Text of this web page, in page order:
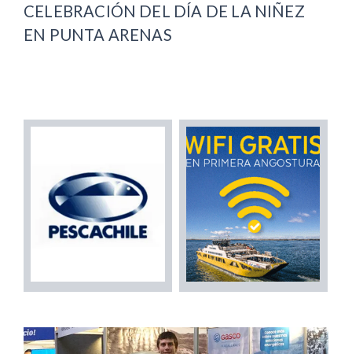
CELEBRACIÓN DEL DÍA DE LA NIÑEZ
EN PUNTA ARENAS